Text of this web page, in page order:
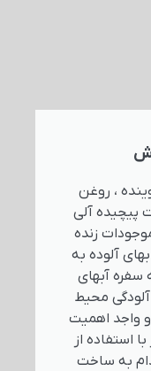
، روغن
آلی
زنده
به
آبهای
محیط
اهمیت
از
ساخت